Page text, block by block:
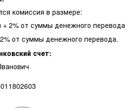
комиссия в размере:
+ 2% от суммы денежного перевода
от суммы денежного перевода.
счет: